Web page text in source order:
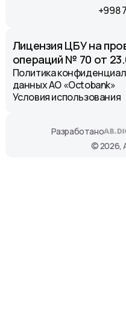
+998
Лицензия ЦБУ на
операций № 70 от
Политика
данных АО «Octobank»
Условия использования
Разработано
© 2026,